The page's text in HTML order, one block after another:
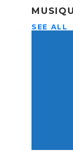
SEE ALL